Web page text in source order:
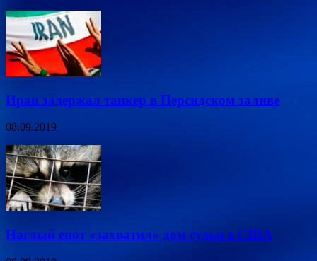
Иран задержал танкер в Персидском заливе
08.09.2019
Наглый енот «захватил» дом судьи в США